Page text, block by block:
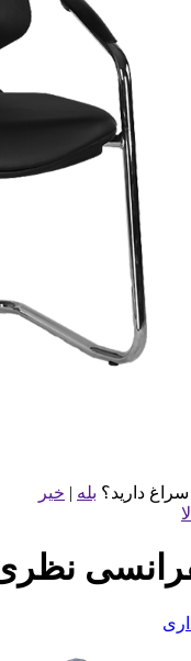
دارید؟ بله | خیر
نظری